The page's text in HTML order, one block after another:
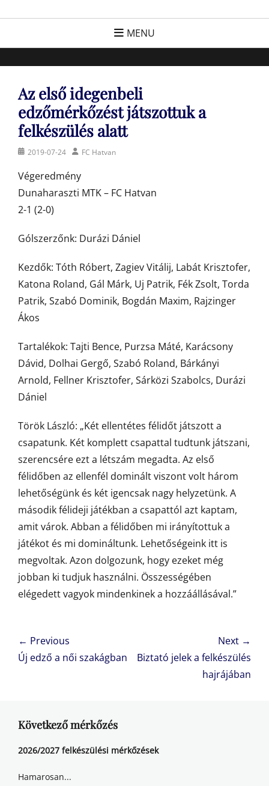
FC Hatvan
Egyesület a hatvani labdarúgásért, sportért!
MENU
Az első idegenbeli
edzőmérkőzést játszottuk a
felkészülés alatt
Posted2019-07-24 AuthorFC Hatvan
Végeredmény
Dunaharaszti MTK – FC Hatvan
2-1 (2-0)
Gólszerzőnk: Durázi Dániel
Kezdők: Tóth Róbert, Zagiev Vitálij, Labát Krisztofer,
Katona Roland, Gál Márk, Uj Patrik, Fék Zsolt, Torda
Patrik, Szabó Dominik, Bogdán Maxim, Rajzinger
Ákos
Tartalékok: Tajti Bence, Purzsa Máté, Karácsony
Dávid, Dolhai Gergő, Szabó Roland, Bárkányi
Arnold, Fellner Krisztofer, Sárközi Szabolcs, Durázi
Dániel
Török László: „Két ellentétes félidőt játszott a
csapatunk. Két komplett csapattal tudtunk játszani,
szerencsére ezt a létszám megadta. Az első
félidőben az ellenfél dominált viszont volt három
lehetőségünk és két igencsak nagy helyzetünk. A
második félideji játékban a csapattól azt kaptam,
amit várok. Abban a félidőben mi irányítottuk a
játékot és mi domináltunk. Lehetőségeink itt is
megvoltak. Azon dolgozunk, hogy ezeket még
jobban ki tudjuk használni. Összességében
elégedett vagyok mindenkinek a hozzáállásával.”
Bejegyzés
navigáció
← Previous
Previous
Új edző a női szakágban
Next →
Next
Biztató jelek a felkészülés
hajrájában
Következő mérkőzés
2026/2027 felkészülési mérkőzések
Hamarosan...